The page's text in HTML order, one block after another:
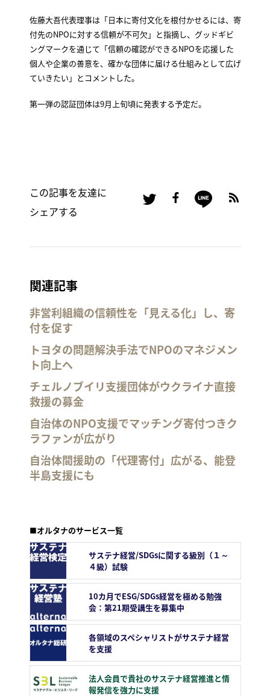
佐藤大吾代表理事は「日本に寄付文化を根付かせるには、寄
付先のNPOに対する信頼が不可欠」と指摘し、グッドギビ
ングマークを通じて「信頼の確認ができるNPOを応援した
個人や企業の善意を、確かな団体に届ける仕組みとして広げ
ていきたい」とコメントした。
第一弾の認証団体は9月上旬頃に発表する予定だ。
この記事を友達に
シェアする
関連記事
非営利組織の信頼性を「見える化」し、寄
付を促す
トヨタの問題解決手法でNPOのマネジメン
ト向上へ
チェルノブイリ支援団体がウクライナ直接
救援の募金
自治体のNPO支援でマッチング寄付つきク
ラファンが広がり
自治体間援助の「代理寄付」広がる、能登
半島支援にも
■オルタナのサービス一覧
サステナ経営/SDGsに関する級別（１～
４級）試験
10カ月でESG/SDGs経営を極める勉強
会：第21期受講生を募集中
各領域のスペシャリストがサステナ経営
を支援
法人会員で貴社のサステナ経営推進と情
報発信を強力に支援